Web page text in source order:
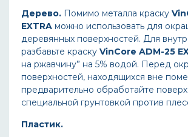
Дерево. Помимо металла краску
EXTRA можно использовать для
деревянных поверхностей. Для
разбавьте краску VinCore ADM-25
на ржавчину” на 5% водой. Перед
поверхностей, находящихся вне
предварительно обработайте
специальной грунтовкой против
Пластик.